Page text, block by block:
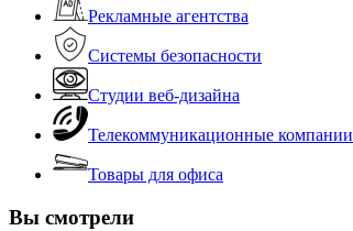
Рекламные агентства
Системы безопасности
Студии веб-дизайна
Телекоммуникационные компании
Товары для офиса
Вы смотрели